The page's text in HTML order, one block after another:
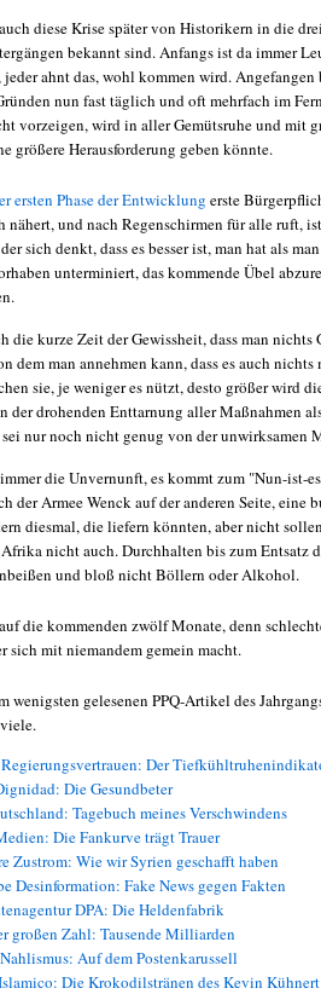
diese Krise später von Historikern in die
bekannt sind. Anfangs ist da immer
jeder ahnt das, wohl kommen wird.
nun fast täglich und oft mehrfach im
vorzeigen, wird in aller Gemütsruhe und mit
größere Herausforderung geben könnte.
ersten Phase der Entwicklung erste
nähert, und nach Regenschirmen für alle ruft,
sich denkt, dass es besser ist, man hat als
unterminiert, das kommende Übel
die kurze Zeit der Gewissheit, dass man nichts
dem man annehmen kann, dass es auch
sie, je weniger es nützt, desto größer wird
der drohenden Enttarnung aller Maßnahmen
nur noch nicht genug von der unwirksamen
die Unvernunft, es kommt zum "Nun-ist-
der Armee Wenck auf der anderen Seite, eine
diesmal, die liefern könnten, aber nicht
nicht auch. Durchhalten bis zum Entsatz
und bloß nicht Böllern oder Alkohol.
die kommenden zwölf Monate, denn
sich mit niemandem gemein macht.
wenigsten gelesenen PPQ-Artikel des
Der
Die Gesundbeter
Tagebuch meines Verschwindens
Die Fankurve trägt Trauer
Zustrom: Wie wir Syrien geschafft haben
Desinformation: Fake News gegen Fakten
DPA: Die Heldenfabrik
großen Zahl: Tausende Milliarden
Auf dem Postenkarussell
Die Krokodilstränen des Kevin Kühnert